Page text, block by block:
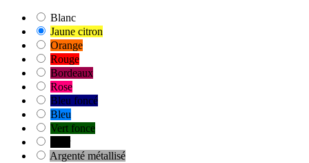
Blanc
Jaune citron
Orange
Rouge
Bordeaux
Rose
Bleu foncé
Bleu
Vert fonce
Argenté métallisé